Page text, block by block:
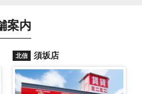
案内
北信 須坂店